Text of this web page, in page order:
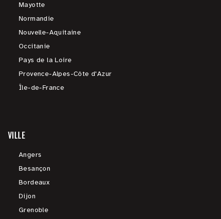
Mayotte
Normandie
Nouvelle-Aquitaine
Occitanie
Pays de la Loire
Provence-Alpes-Côte d'Azur
Île-de-France
VILLE
Angers
Besançon
Bordeaux
Dijon
Grenoble